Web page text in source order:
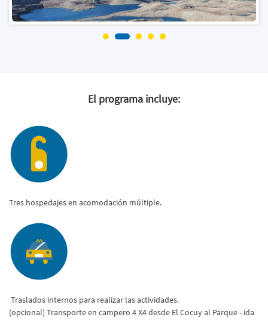
El programa incluye:
Tres hospedajes en acomodación múltiple.
Traslados internos para realizar las actividades.
(opcional) Transporte en campero 4 X4 desde El Cocuy al Parque - ida